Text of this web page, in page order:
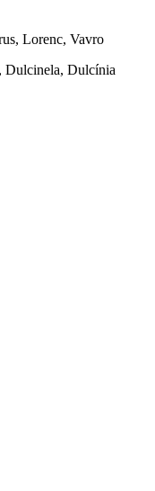
Lorenc, Vavro
Dulcinela, Dulcínia